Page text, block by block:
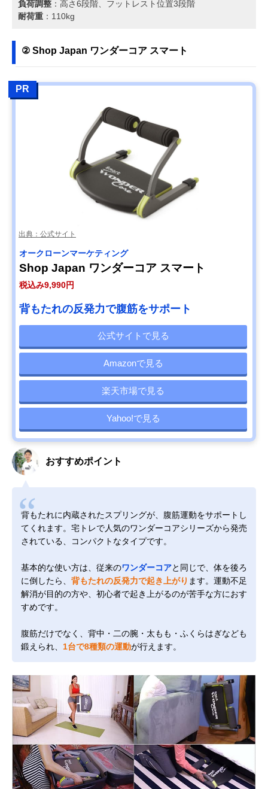
負荷調整 ：高さ6段階、フットレスト位置3段階
耐荷重 ：110kg
② Shop Japan ワンダーコア スマート
PR
出典：公式サイト
オークローンマーケティング
Shop Japan ワンダーコア スマート
税込み9,990円
背もたれの反発力で腹筋をサポート
公式サイトで見る
Amazonで見る
楽天市場で見る
Yahoo!で見る
おすすめポイント
背もたれに内蔵されたスプリングが、腹筋運動をサポートし
てくれます。宅トレで人気のワンダーコアシリーズから発売
されている、コンパクトなタイプです。
基本的な使い方は、従来のワンダーコアと同じで、体を後ろ
に倒したら、 背もたれの反発力で起き上がり ます。運動不足
解消が目的の方や、初心者で起き上がるのが苦手な方におす
すめです。
腹筋だけでなく、背中・二の腕・太もも・ふくらはぎなども
鍛えられ、 1台で8種類の運動が行えます。